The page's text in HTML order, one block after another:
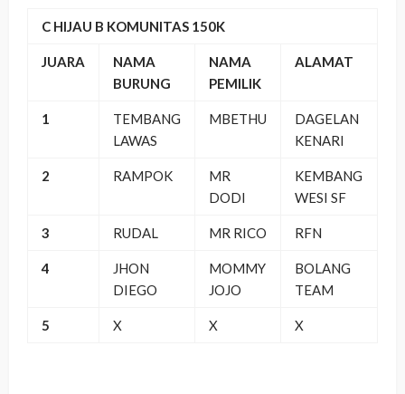
C HIJAU B KOMUNITAS 150K
JUARA
NAMA
BURUNG
NAMA
PEMILIK
ALAMAT
1
TEMBANG
LAWAS
MBETHU
DAGELAN
KENARI
2 RAMPOK
MR
DODI
KEMBANG
WESI SF
3 RUDAL MR RICO RFN
4
JHON
DIEGO
MOMMY
JOJO
BOLANG
TEAM
5 X X X